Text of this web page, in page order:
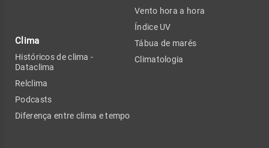
Clima
Históricos de clima -
Dataclima
Relclima
Podcasts
Diferença entre clima e tempo
Vento hora a hora
Índice UV
Tábua de marés
Climatologia